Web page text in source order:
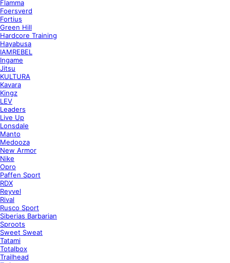
Flamma
Foersverd
Fortius
Green Hill
Hardcore Training
Hayabusa
IAMREBEL
Ingame
Jitsu
KULTURA
Kavara
Kingz
LEV
Leaders
Live Up
Lonsdale
Manto
Medooza
New Armor
Nike
Opro
Paffen Sport
RDX
Reyvel
Rival
Rusco Sport
Siberias Barbarian
Sproots
Sweet Sweat
Tatami
Totalbox
Trailhead